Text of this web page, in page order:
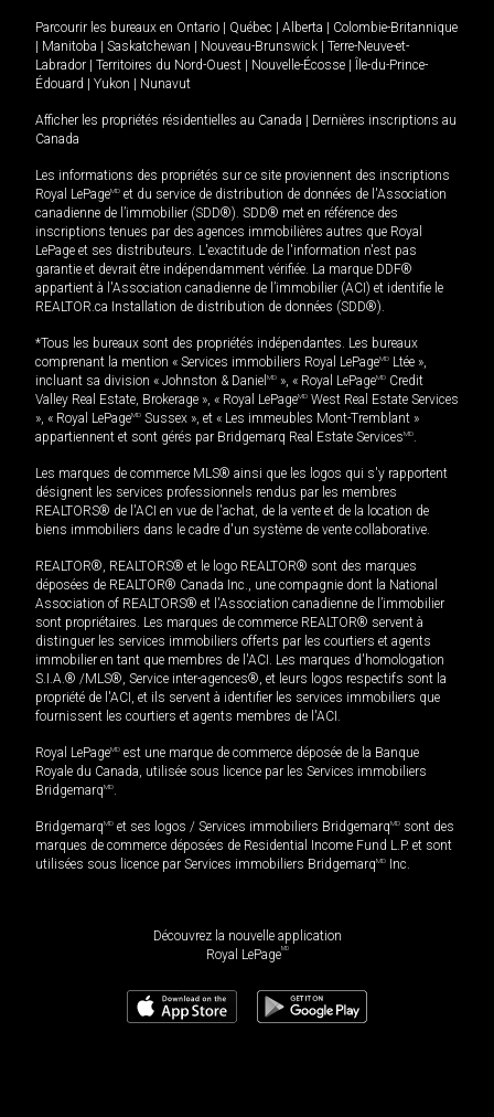
Parcourir les bureaux en Ontario Québec Alberta
Colombie-Britannique
Manitoba Saskatchewan Nouveau-Brunswick
Terre-Neuve-et-
Labrador
Territoires du Nord-Ouest Nouvelle-Écosse
Île-du-Prince-
Édouard
Yukon Nunavut
Afficher les propriétés résidentielles au Canada
Dernières inscriptions au
Canada
Les informations des propriétés sur ce site proviennent des inscriptions
Royal LePageMD et du service de distribution de données de l'Association
canadienne de l’immobilier (SDD®). SDD® met en référence des
inscriptions tenues par des agences immobilières autres que Royal
LePage et ses distributeurs. L'exactitude de l'information n'est pas
garantie et devrait être indépendamment vérifiée. La marque DDF®
appartient à l'Association canadienne de l’immobilier (ACI) et identifie le
REALTOR.ca Installation de distribution de données (SDD®).
*Tous les bureaux sont des propriétés indépendantes. Les bureaux
comprenant la mention « Services immobiliers Royal LePageMD Ltée »,
incluant sa division « Johnston & Daniel MD », « Royal LePageMD Credit
Valley Real Estate, Brokerage », « Royal LePageMD West Real Estate Services
», « Royal LePageMD Sussex », et « Les immeubles Mont-Tremblant »
appartiennent et sont gérés par Bridgemarq Real Estate ServicesMD.
Les marques de commerce MLS® ainsi que les logos qui s'y rapportent
désignent les services professionnels rendus par les membres
REALTORS® de l'ACI en vue de l'achat, de la vente et de la location de
biens immobiliers dans le cadre d'un système de vente collaborative.
REALTOR®, REALTORS® et le logo REALTOR® sont des marques
déposées de REALTOR® Canada Inc., une compagnie dont la National
Association of REALTORS® et l'Association canadienne de l’immobilier
sont propriétaires. Les marques de commerce REALTOR® servent à
distinguer les services immobiliers offerts par les courtiers et agents
immobilier en tant que membres de l'ACI. Les marques d'homologation
S.I.A.® /MLS®, Service inter-agences®, et leurs logos respectifs sont la
propriété de l'ACI, et ils servent à identifier les services immobiliers que
fournissent les courtiers et agents membres de l'ACI.
Royal LePageMD est une marque de commerce déposée de la Banque
Royale du Canada, utilisée sous licence par les Services immobiliers
BridgemarqMD.
BridgemarqMD et ses logos / Services immobiliers BridgemarqMD sont des
marques de commerce déposées de Residential Income Fund L.P. et sont
utilisées sous licence par Services immobiliers BridgemarqMD Inc.
Découvrez la nouvelle application
Royal LePageMD